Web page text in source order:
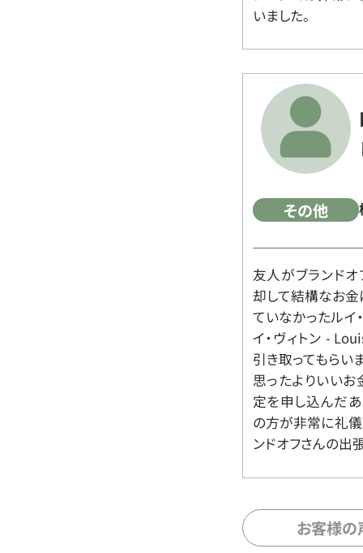
いました。
その他
友人がブランド
却して結構なお金
ていなかったルイ
イ・ヴィトン -
引き取ってもらい
思ったよりいいお
定を申し込んだ
の方が非常に礼儀
ンドオフさんの出
お客様